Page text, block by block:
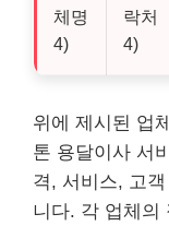
체명
4)
락처
4)
위에 제시된 업
톤 용달이사 서
격, 서비스, 고
니다. 각 업체의